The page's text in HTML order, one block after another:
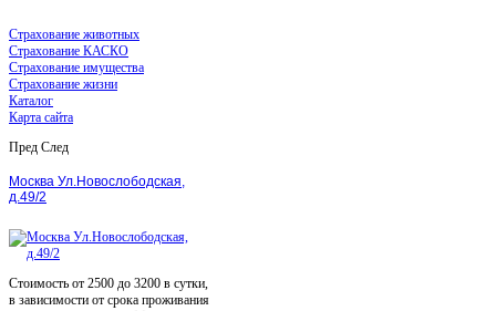
Страхование животных
Страхование КАСКО
Страхование имущества
Страхование жизни
Каталог
Карта сайта
Пред След
Москва Ул.Новослободская,
д.49/2
Стоимость от 2500 до 3200 в сутки,
в зависимости от срока проживания